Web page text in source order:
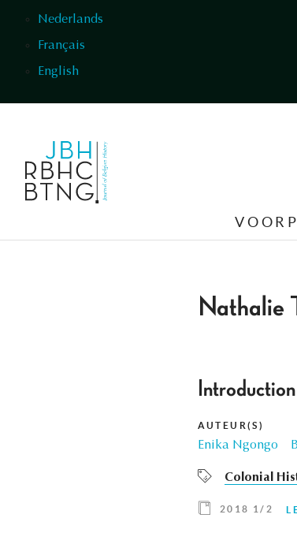
Nederlands
Français
English
Nathalie
AUTEUR(S)
Enika Ngongo
Colonial
2018 1/2